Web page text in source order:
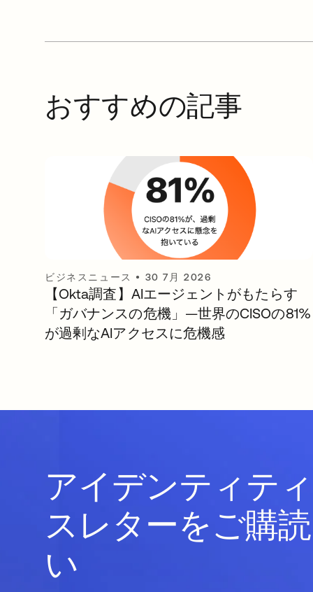
おすすめの記事
ビジネスニュース • 30 7月 2026
【Okta調査】AIエージェントがもたらす
「ガバナンスの危機」—世界のCISOの81%
が過剰なAIアクセスに危機感
アイデンティテ
スレターをご購
い